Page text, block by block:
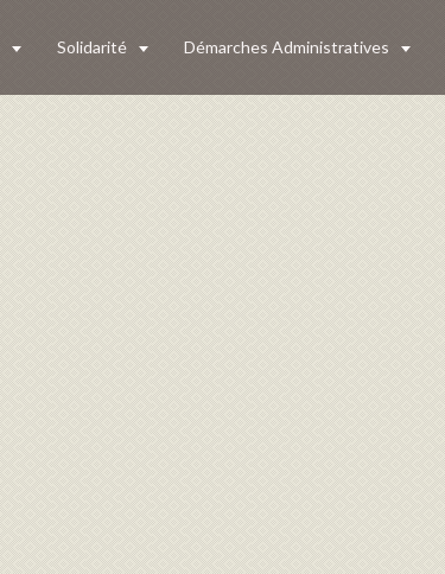
Solidarité Démarches Administratives